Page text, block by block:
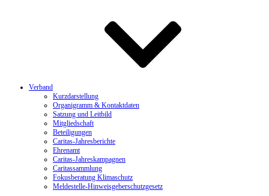
Verband
Kurzdarstellung
Organigramm & Kontaktdaten
Satzung und Leitbild
Mitgliedschaft
Beteiligungen
Caritas-Jahresberichte
Ehrenamt
Caritas-Jahreskampagnen
Caritassammlung
Fokusberatung Klimaschutz
Meldestelle-Hinweisgeberschutzgesetz